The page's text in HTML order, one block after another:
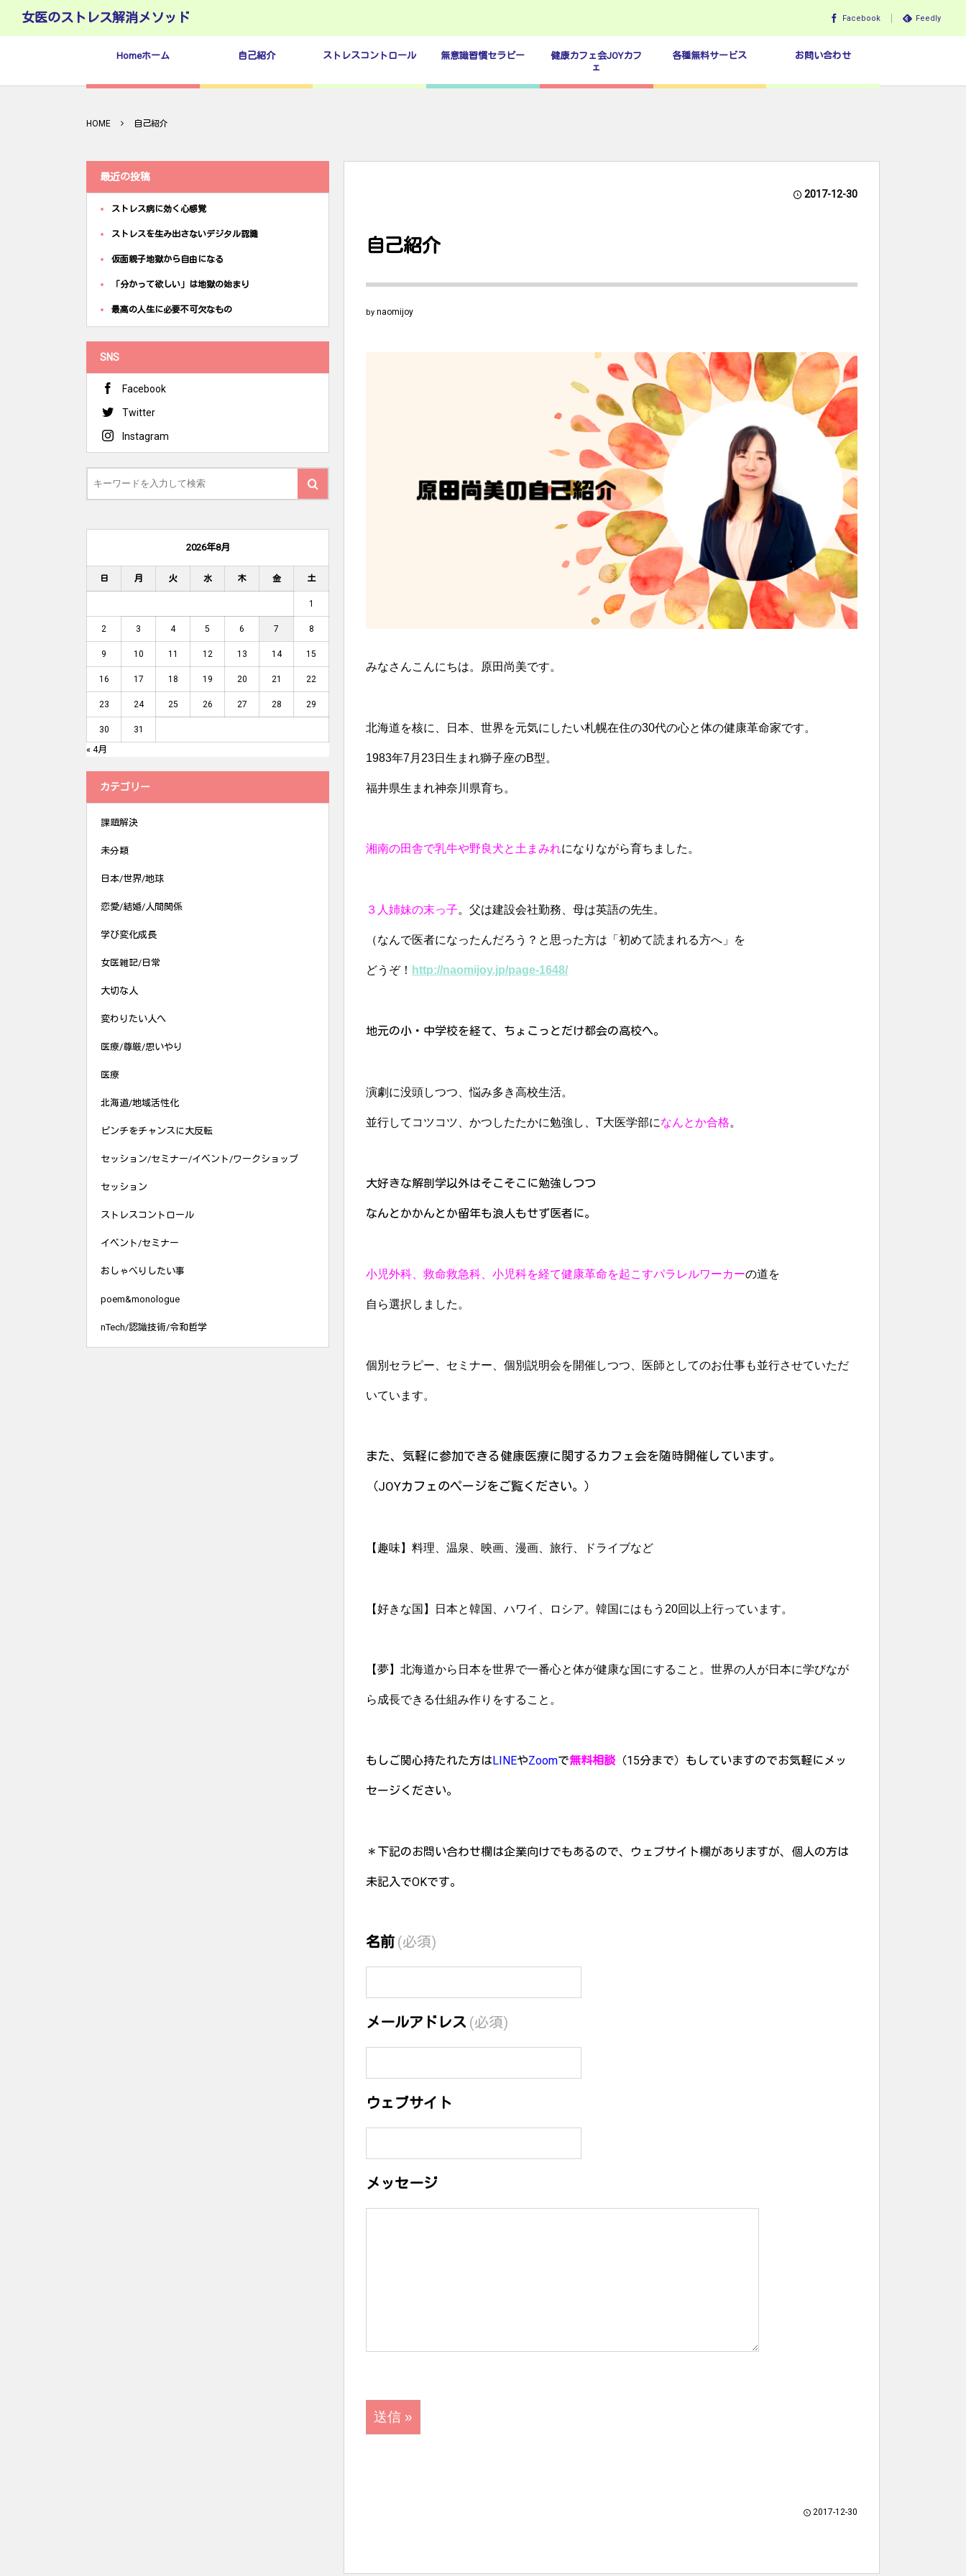
女医のストレス解消メソッド Facebook Feedly
Homeホーム 自己紹介 ストレスコントロール 無意識習慣セラピー
健康カフェ会JOYカフ
ェ
各種無料サービス お問い合わせ
HOME 自己紹介
2017-12-30
自己紹介
by naomijoy
みなさんこんにちは。原田尚美です。
北海道を核に、日本、世界を元気にしたい札幌在住の30代の心と体の健康革命家です。
1983年7月23日生まれ獅子座のB型。
福井県生まれ神奈川県育ち。
湘南の田舎で乳牛や野良犬と土まみれになりながら育ちました。
３人姉妹の末っ子。父は建設会社勤務、母は英語の先生。
（なんで医者になったんだろう？と思った方は「初めて読まれる方へ」を
どうぞ！ http://naomijoy.jp/page-1648/
地元の小・中学校を経て、ちょこっとだけ都会の高校へ。
演劇に没頭しつつ、悩み多き高校生活。
並行してコツコツ、かつしたたかに勉強し、 T大医学部になんとか合格。
大好きな解剖学以外はそこそこに勉強しつつ
なんとかかんとか留年も浪人もせず医者に。
小児外科、救命救急科、小児科を経て健康革命を起こすパラレルワーカーの道を
自ら選択しました。
個別セラピー、セミナー、個別説明会を開催しつつ、医師としてのお仕事も並行させていただ
いています。
また、気軽に参加できる健康医療に関するカフェ会を随時開催しています。
（JOYカフェのページをご覧ください。）
【趣味】料理、温泉、映画、漫画、 旅行、ドライブなど
【好きな国】日本と韓国、ハワイ、ロシア。韓国にはもう20回以上行っています。
【夢】北海道から日本を世界で一番心と体が健康な国にすること。世界の人が日本に学びなが
ら成長できる仕組み作りをすること。
もしご関心持たれた方は LINEやZoomで無料相談 （15分まで）もしていますのでお気軽にメッ
セージください。
＊下記のお問い合わせ欄は企業向けでもあるので、ウェブサイト欄がありますが、個人の方は
未記入でOKです。
名前 (必須)
メールアドレス (必須)
ウェブサイト
メッセージ
2017-12-30
最近の投稿
ストレス病に効く心感覚
ストレスを生み出さないデジタル認識
仮面親子地獄から自由になる
「分かって欲しい」は地獄の始まり
最高の人生に必要不可欠なもの
SNS
Facebook
Twitter
Instagram
2026年8月
日 月 火 水 木 金 土
1
2 3 4 5 6 7 8
9 10 11 12 13 14 15
16 17 18 19 20 21 22
23 24 25 26 27 28 29
30 31
« 4月
カテゴリー
課題解決
未分類
日本/世界/地球
恋愛/結婚/人間関係
学び変化成長
女医雑記/日常
大切な人
変わりたい人へ
医療/尊厳/思いやり
医療
北海道/地域活性化
ピンチをチャンスに大反転
セッション/セミナー/イベント/ワークショップ
セッション
ストレスコントロール
イベント/セミナー
おしゃべりしたい事
poem&monologue
nTech/認識技術/令和哲学